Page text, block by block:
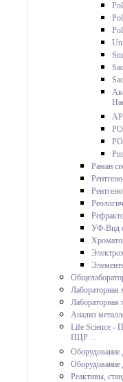
Раман
УФ-Вид
Лабораторная
Лабораторная
Анализ
Life Science -
ПЦР ...
Оборудование
Оборудование
Реактивы,